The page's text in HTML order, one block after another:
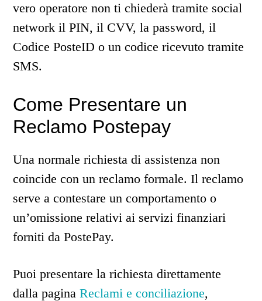
vero operatore non ti chiederà tramite social
network il PIN, il CVV, la password, il
Codice PosteID o un codice ricevuto tramite
SMS.
Come Presentare un
Reclamo Postepay
Una normale richiesta di assistenza non
coincide con un reclamo formale. Il reclamo
serve a contestare un comportamento o
un’omissione relativi ai servizi finanziari
forniti da PostePay.
Puoi presentare la richiesta direttamente
dalla paginaReclami e conciliazione,